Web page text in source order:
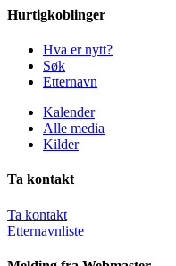
Hurtigkoblinger
Hva er nytt?
Søk
Etternavn
Kalender
Alle media
Kilder
Ta kontakt
Ta kontakt
Etternavnliste